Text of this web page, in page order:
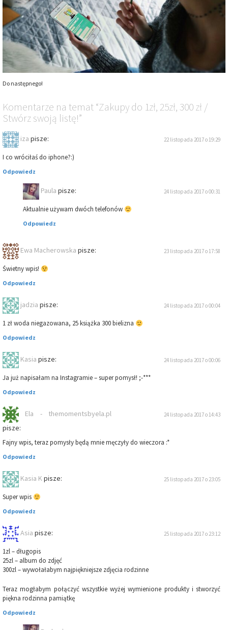
Do następnego!
Komentarze na temat “Zakupy do 1zł, 25zł, 300 zł /
Stwórz swoją listę!”
iza pisze: 22 listopada 2017 o 19:29
I co wróciłaś do iphone?:)
Odpowiedz
Paula pisze: 24 listopada 2017 o 00:31
Aktualnie używam dwóch telefonów
Odpowiedz
Ewa Macherowska pisze: 23 listopada 2017 o 17:58
Świetny wpis!
Odpowiedz
jadzia pisze: 24 listopada 2017 o 00:04
1 zł woda niegazowana, 25 książka 300 bielizna
Odpowiedz
Kasia pisze: 24 listopada 2017 o 00:06
Ja już napisałam na Instagramie – super pomysł! ;-***
Odpowiedz
Ela - themomentsbyela.pl
pisze:
24 listopada 2017 o 14:43
Fajny wpis, teraz pomysły będą mnie męczyły do wieczora :*
Odpowiedz
Kasia Kpisze: 25 listopada 2017 o 23:05
Super wpis
Odpowiedz
Asia pisze: 25 listopada 2017 o 23:12
1zl – długopis
25zl – album do zdjęć
300zl – wywołałabym najpiękniejsze zdjęcia rodzinne
Teraz mogłabym połączyć wszystkie wyżej wymienione produkty i stworzyć
piękna rodzinna pamiątkę
Odpowiedz